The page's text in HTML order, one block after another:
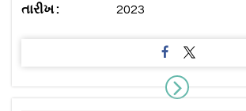
તારીખ :
2023